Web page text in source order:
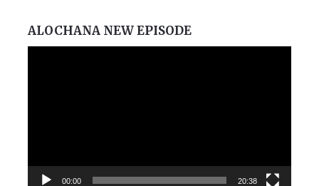
ALOCHANA NEW EPISODE
00:00 20:38